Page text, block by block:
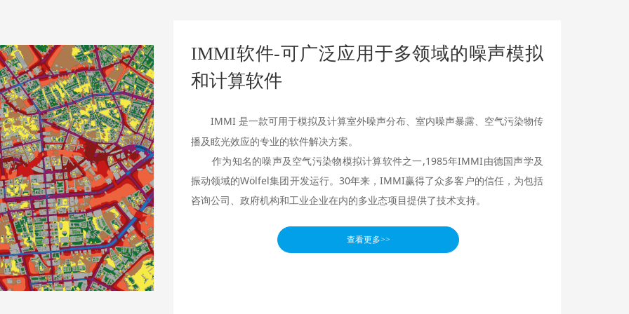
IMMI软件-可广泛应用于多领域的噪声模拟
和计算软件
IMMI 是一款可用于模拟及计算室外噪声分布、室内噪声暴露、空气污染物传
播及眩光效应的专业的软件解决方案。
作为知名的噪声及空气污染物模拟计算软件之一,1985年IMMI由德国声学及
振动领域的Wölfel集团开发运行。30年来，IMMI赢得了众多客户的信任，为包括
咨询公司、政府机构和工业企业在内的多业态项目提供了技术支持。
查看更多>>